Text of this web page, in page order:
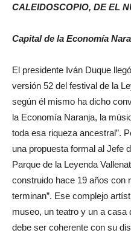
CALEIDOSCOPIO, DE EL
Capital de la Economía
El presidente Iván Duque
versión 52 del festival de la
según él mismo ha dicho
la Economía Naranja, la
toda esa riqueza ancestral”.
una propuesta formal al Jefe
Parque de la Leyenda
construido hace 19 años con
terminan”. Ese complejo
museo, un teatro y un a casa
debe ser coherente con su